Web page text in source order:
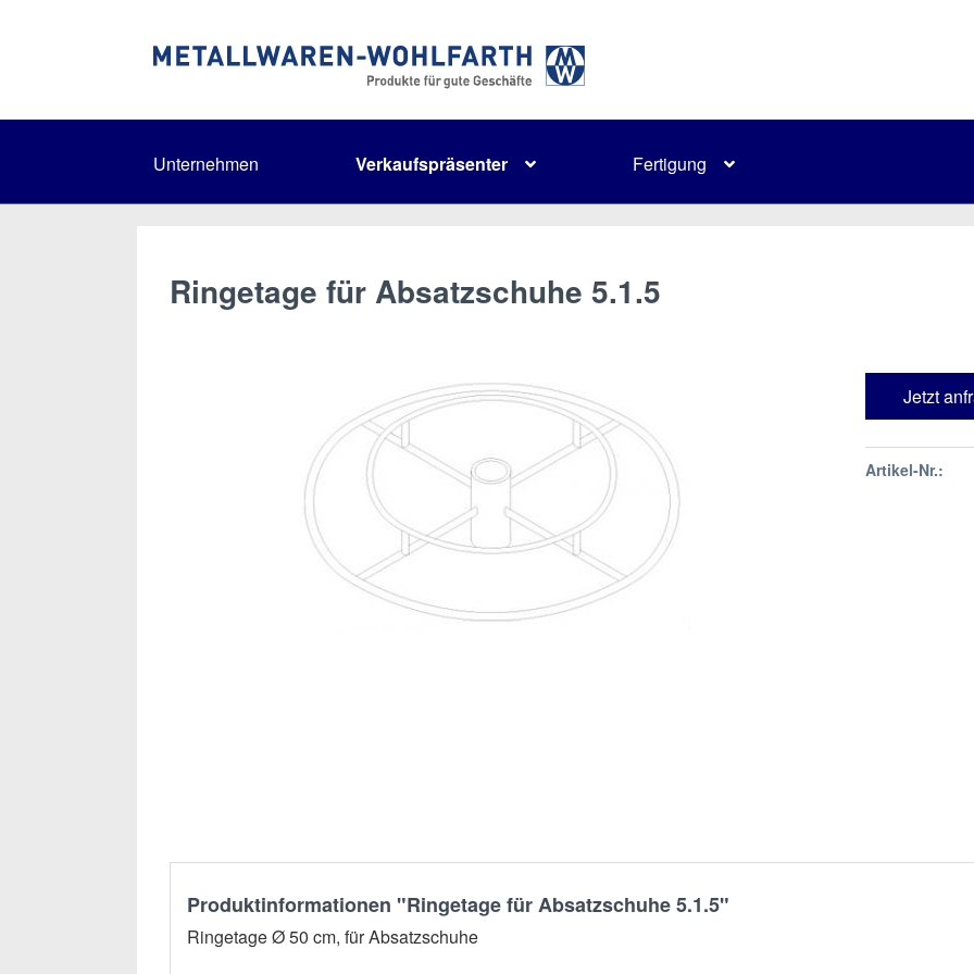
Unternehmen Verkaufspräsenter Fertigung
Ringetage für Absatzschuhe 5.1.5
Jetzt
Artikel-Nr.:
Produktinformationen "Ringetage für Absatzschuhe 5.1.5"
Ringetage Ø 50 cm, für Absatzschuhe